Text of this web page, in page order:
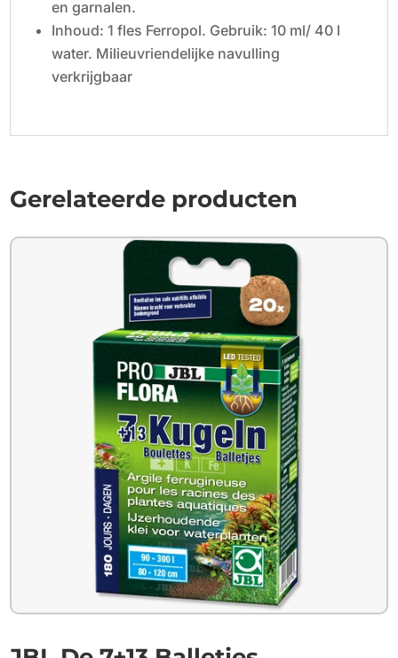
en garnalen.
Inhoud: 1 fles Ferropol. Gebruik: 10 ml/ 40 l
water. Milieuvriendelijke navulling
verkrijgbaar
Gerelateerde producten